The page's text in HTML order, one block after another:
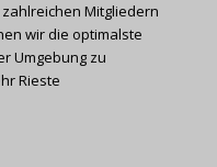
Mitgliedern
wir die optimalste
Umgebung zu
Rieste